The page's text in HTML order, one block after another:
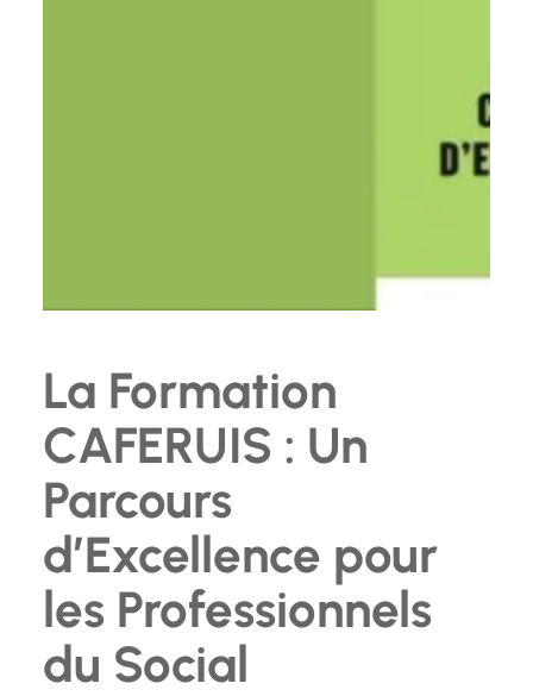
La Formation
CAFERUIS : Un
Parcours
d’Excellence pour
les Professionnels
du Social